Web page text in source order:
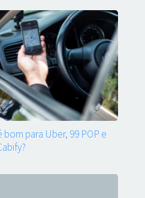
para Uber, 99 POP e